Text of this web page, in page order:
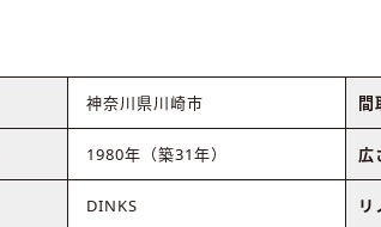
神奈川県川崎市 間
1980年（築31年） 広
DINKS リ